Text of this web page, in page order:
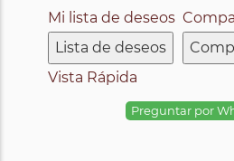
Mi lista de deseos
Lista de deseos
Vista Rápida
Preguntar por